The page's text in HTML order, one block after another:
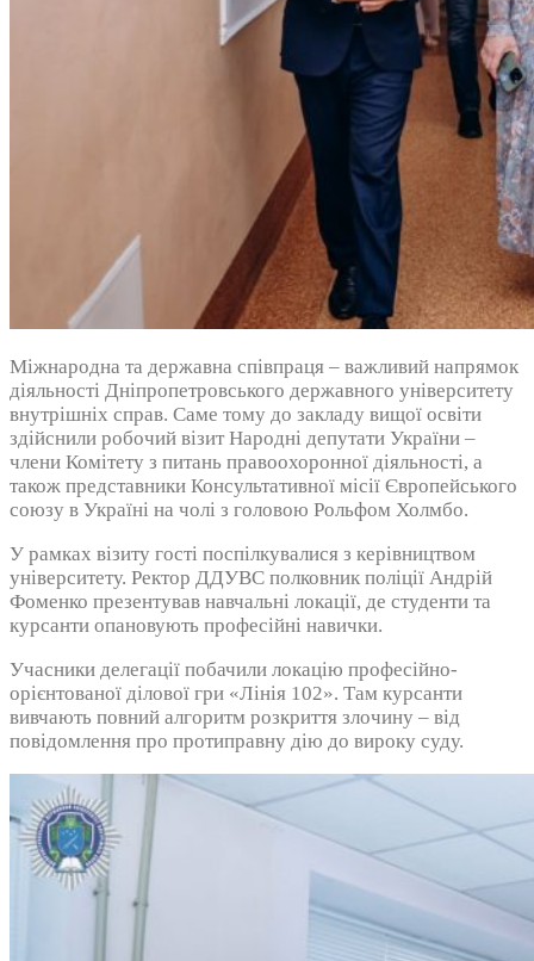
Міжнародна та державна співпраця – важливий напрямок
діяльності Дніпропетровського державного університету
внутрішніх справ. Саме тому до закладу вищої освіти
здійснили робочий візит Народні депутати України –
члени Комітету з питань правоохоронної діяльності, а
також представники Консультативної місії Європейського
союзу в Україні на чолі з головою Рольфом Холмбо.
У рамках візиту гості поспілкувалися з керівництвом
університету. Ректор ДДУВС полковник поліції Андрій
Фоменко презентував навчальні локації, де студенти та
курсанти опановують професійні навички.
Учасники делегації побачили локацію професійно-
орієнтованої ділової гри «Лінія 102». Там курсанти
вивчають повний алгоритм розкриття злочину – від
повідомлення про протиправну дію до вироку суду.